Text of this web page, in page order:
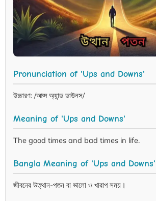
Pronunciation of 'Ups and Downs'
উচ্চারণ: /আপ্স অ্যান্ড ডাউনস/
Meaning of 'Ups and Downs'
The good times and bad times in life.
Bangla Meaning of 'Ups and Downs'
জীবনের উত্থান-পতন বা ভালো ও খারাপ সময়।